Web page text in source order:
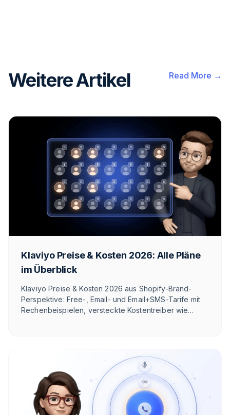
Weitere Artikel Read More →
Klaviyo Preise & Kosten 2026: Alle Pläne
im Überblick
Klaviyo Preise & Kosten 2026 aus Shopify-Brand-
Perspektive: Free-, Email- und Email+SMS-Tarife mit
Rechenbeispielen, versteckte Kostentreiber wie